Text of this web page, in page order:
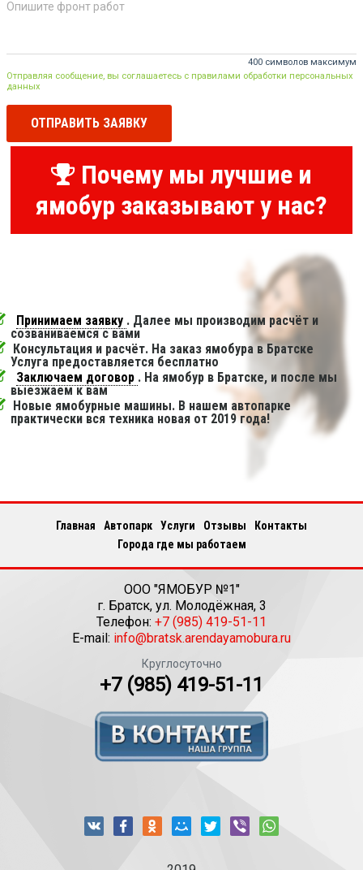
400 символов максимум
Отправляя сообщение, вы соглашаетесь с правилами обработки персональных
данных
ОТПРАВИТЬ ЗАЯВКУ
Почему мы лучшие и
ямобур заказывают у нас?
Принимаем заявку . Далее мы производим расчёт и
созваниваемся с вами
Консультация и расчёт. На заказ ямобура в Братске
Услуга предоставляется бесплатно
Заключаем договор . На ямобур в Братске, и после мы
выезжаем к вам
Новые ямобурные машины. В нашем автопарке
практически вся техника новая от 2019 года!
Главная Автопарк Услуги Отзывы
Контакты
Города где мы работаем
ООО "ЯМОБУР №1"
г. Братск, ул. Молодёжная, 3
Телефон: +7 (985) 419-51-11
E-mail: info@bratsk.arendayamobura.ru
Круглосуточно
+7 (985) 419-51-11